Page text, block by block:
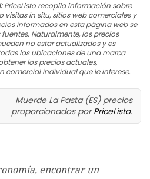
PriceListo recopila información sobre
visitas in situ, sitios web comerciales y
informados en esta página web se
Naturalmente, los precios
no estar actualizados y es
las ubicaciones de una marca
los precios actuales,
comercial individual que le interese.
Muerde La Pasta (ES) precios
proporcionados porPriceListo.
encontrar un